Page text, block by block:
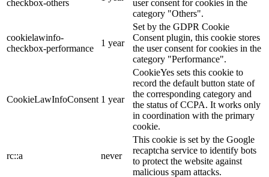
checkbox-others
user consent for cookies in the
category "Others".
cookielawinfo-
checkbox-performance
1 year
Set by the GDPR Cookie
Consent plugin, this cookie stores
the user consent for cookies in the
category "Performance".
CookieLawInfoConsent 1 year
CookieYes sets this cookie to
record the default button state of
the corresponding category and
the status of CCPA. It works only
in coordination with the primary
cookie.
rc::a never
This cookie is set by the Google
recaptcha service to identify bots
to protect the website against
malicious spam attacks.